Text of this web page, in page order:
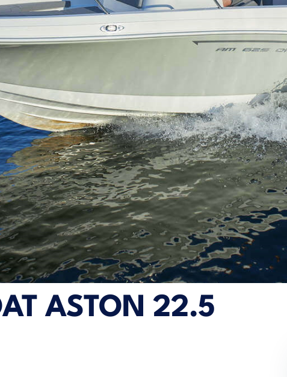
ASTON 22.5